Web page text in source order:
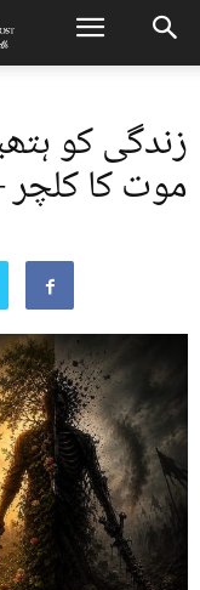
زندگی کو
موت کا کلچر